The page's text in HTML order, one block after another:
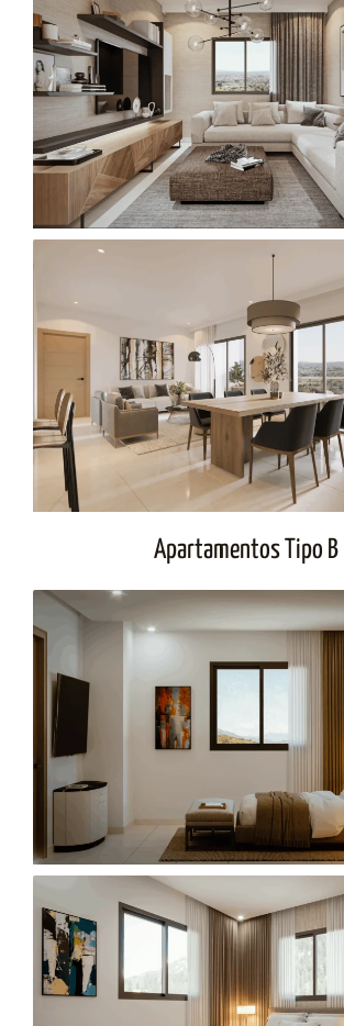
Apartamentos Tipo B